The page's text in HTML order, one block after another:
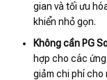
gian và tối ưu
khiển nhỏ gọn.
Không cần PG
hợp cho các
giảm chi phí cho